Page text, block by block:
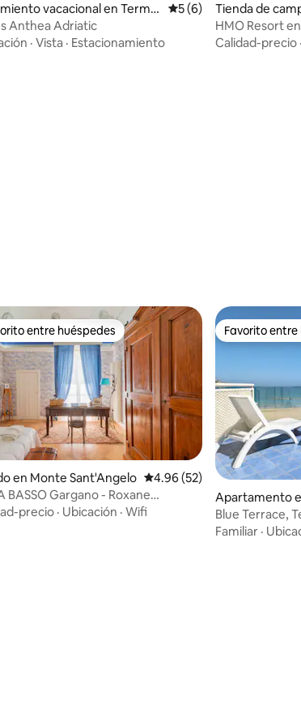
vacacional en Termol
Calificación promedio:
5 (6)
Anthea Adriatic
· Vista · Estacionamiento
Tienda de
Vignanotica
HMO Resort
glamping
Calidad-precio ·
4.65 de 5, 17 reseñas
entre huéspedes
entre huéspedes
en Monte Sant'Angelo Calificación promedio: 4.96
4.96 (52)
BASSO Gargano - Roxane
vista al mar
precio · Ubicación · Wifi
Favorito entre
Favorito entre
Apartamento
Blue Terrace,
frente a la
Familiar ·